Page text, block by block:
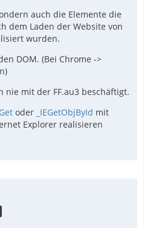
auch die Elemente die
dem Laden der Website von
wurden.
DOM. (Bei Chrome ->
nie mit der FF.au3 beschäftigt.
oder _IEGetObjById mit
Explorer realisieren